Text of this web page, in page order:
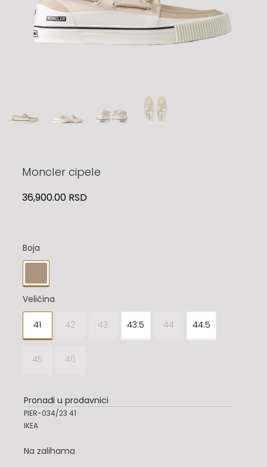
Moncler cipele
36,900.00 RSD
Boja
Veličina
41 42 43 43.5 44 44.5
45 46
Pronađi u prodavnici
PIER-034/23 41
IKEA
Na zalihama